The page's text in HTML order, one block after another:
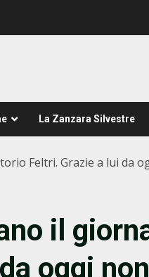
La Zanzara Silvestre
Feltri. Grazie a lui da
il
oggi